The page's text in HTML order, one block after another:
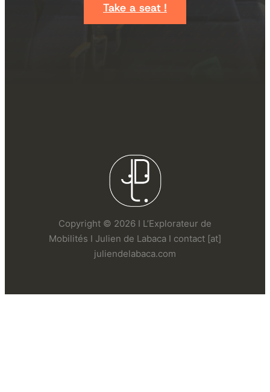
Take a seat !
Copyright © 2026 I L’Explorateur de
Mobilités I Julien de Labaca I contact [at]
juliendelabaca.com